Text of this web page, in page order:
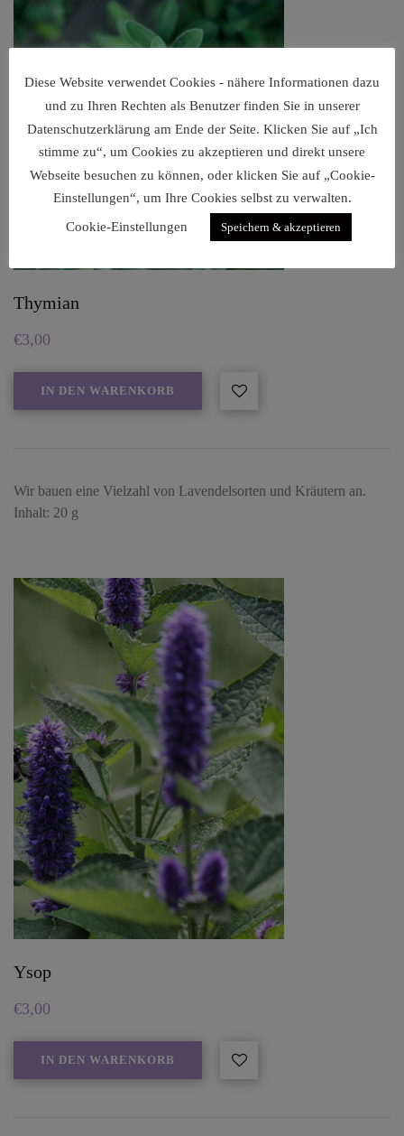
Thymian
€3,00
IN DEN WARENKORB
Wir bauen eine Vielzahl von Lavendelsorten und Kräutern an.
Inhalt: 20 g
Ysop
€3,00
IN DEN WARENKORB
Diese Website verwendet Cookies - nähere Informationen dazu
und zu Ihren Rechten als Benutzer finden Sie in unserer
Datenschutzerklärung am Ende der Seite. Klicken Sie auf „Ich
stimme zu“, um Cookies zu akzeptieren und direkt unsere
Webseite besuchen zu können, oder klicken Sie auf „Cookie-
Einstellungen“, um Ihre Cookies selbst zu verwalten.
Cookie-Einstellungen
Speichern & akzeptieren